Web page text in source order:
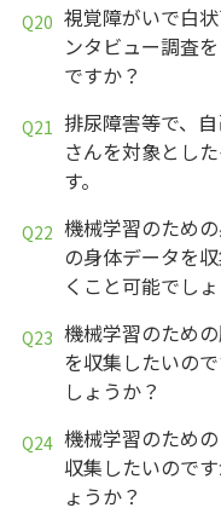
視覚障がいで白
ンタビュー調査
ですか？
排尿障害等で、
さんを対象とし
す。
機械学習のため
の身体データを
くこと可能でし
機械学習のため
を収集したいの
しょうか？
機械学習のため
収集したいので
ょうか？